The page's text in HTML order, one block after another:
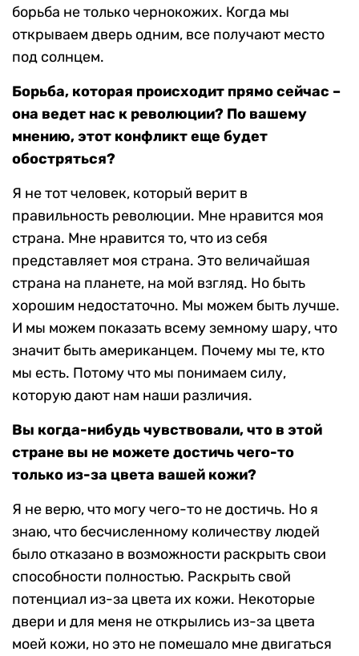
борьба не только чернокожих. Когда мы
открываем дверь одним, все получают место
под солнцем.
Борьба, которая происходит прямо сейчас –
она ведет нас к революции? По вашему
мнению, этот конфликт еще будет
обостряться?
Я не тот человек, который верит в
правильность революции. Мне нравится моя
страна. Мне нравится то, что из себя
представляет моя страна. Это величайшая
страна на планете, на мой взгляд. Но быть
хорошим недостаточно. Мы можем быть лучше.
И мы можем показать всему земному шару, что
значит быть американцем. Почему мы те, кто
мы есть. Потому что мы понимаем силу,
которую дают нам наши различия.
Вы когда-нибудь чувствовали, что в этой
стране вы не можете достичь чего-то
только из-за цвета вашей кожи?
Я не верю, что могу чего-то не достичь. Но я
знаю, что бесчисленному количеству людей
было отказано в возможности раскрыть свои
способности полностью. Раскрыть свой
потенциал из-за цвета их кожи. Некоторые
двери и для меня не открылись из-за цвета
моей кожи, но это не помешало мне двигаться